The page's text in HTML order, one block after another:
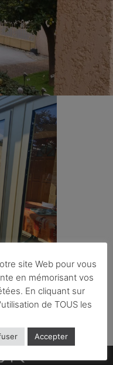
site Web pour vous
en mémorisant vos
En cliquant sur
de TOUS les
Accepter